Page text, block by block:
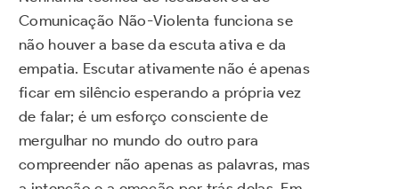
Comunicação Não-Violenta funciona se
não houver a base da escuta ativa e da
empatia. Escutar ativamente não é apenas
ficar em silêncio esperando a própria vez
de falar; é um esforço consciente de
mergulhar no mundo do outro para
compreender não apenas as palavras, mas